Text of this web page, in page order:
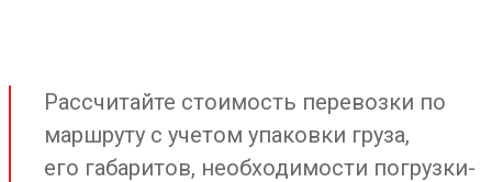
Рассчитайте стоимость перевозки по
маршруту с учетом упаковки груза,
его габаритов, необходимости погрузки-